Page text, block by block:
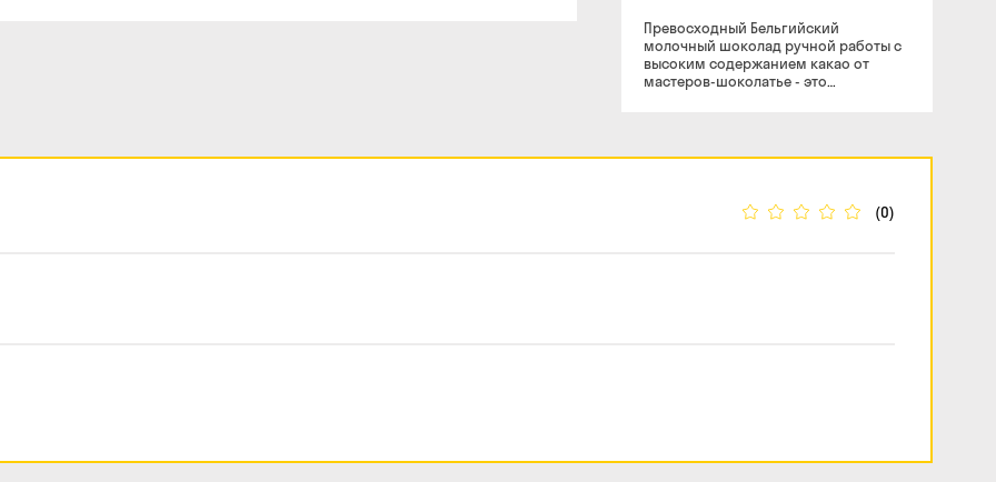
Превосходный Бельгийский
молочный шоколад ручной работы с
высоким содержанием какао от
мастеров-шоколатье - это
(0)